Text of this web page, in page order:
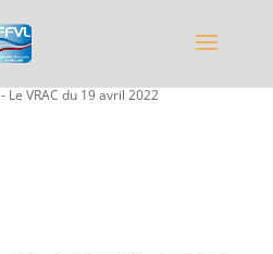
- Le VRAC du 19 avril 2022